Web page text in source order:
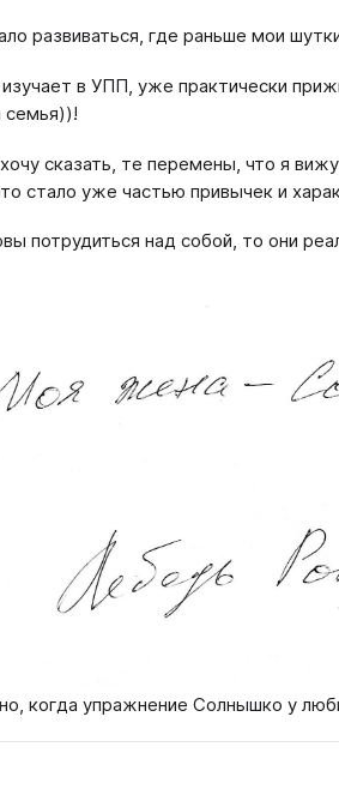
развиваться, где раньше мои
в УПП, уже практически
семья))!
сказать, те перемены, что я
стало уже частью привычек и
потрудиться над собой, то они
когда упражнение Солнышко у